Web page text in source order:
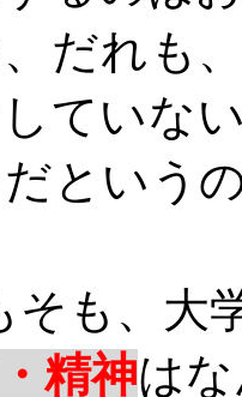
だれも
ていな
という
そも、大
精神は